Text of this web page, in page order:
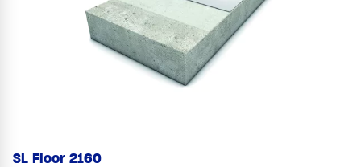
SL Floor 2160